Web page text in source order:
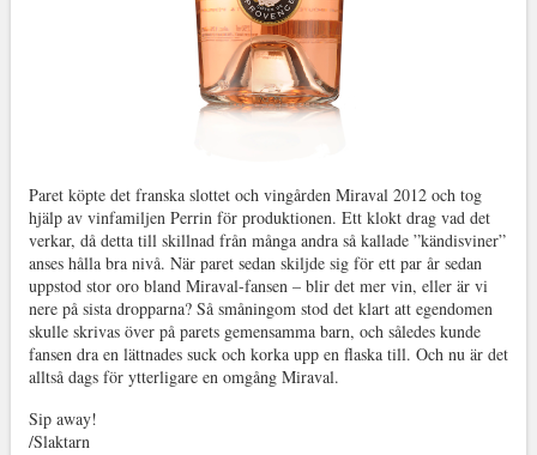
Paret köpte det franska slottet och vingården Miraval 2012 och tog
hjälp av vinfamiljen Perrin för produktionen. Ett klokt drag vad det
verkar, då detta till skillnad från många andra så kallade ”kändisviner”
anses hålla bra nivå. När paret sedan skiljde sig för ett par år sedan
uppstod stor oro bland Miraval-fansen – blir det mer vin, eller är vi
nere på sista dropparna? Så småningom stod det klart att egendomen
skulle skrivas över på parets gemensamma barn, och således kunde
fansen dra en lättnades suck och korka upp en flaska till. Och nu är det
alltså dags för ytterligare en omgång Miraval.
Sip away!
/Slaktarn